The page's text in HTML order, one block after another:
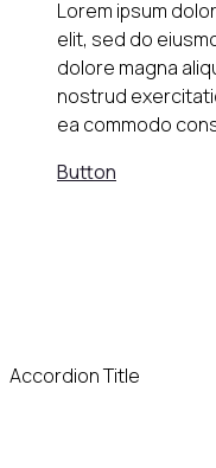
Lorem ipsum
elit, sed do
dolore magna
nostrud
ea commodo
Button
Accordion Title